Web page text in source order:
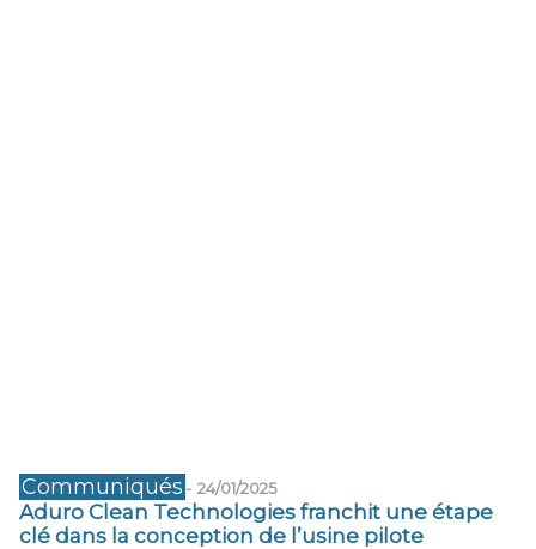
Communiqués - 24/01/2025
Aduro Clean Technologies franchit une étape
clé dans la conception de l’usine pilote